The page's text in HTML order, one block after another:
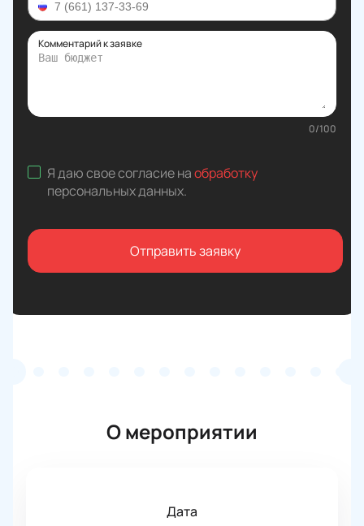
Комментарий к заявке
0/100
Я даю свое согласие наобработку
персональных данных.
Отправить заявку
О мероприятии
Дата